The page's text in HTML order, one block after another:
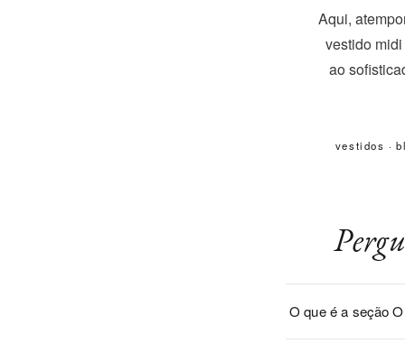
Aqui,
vestido
ao
vestidos ·
O que é a seção